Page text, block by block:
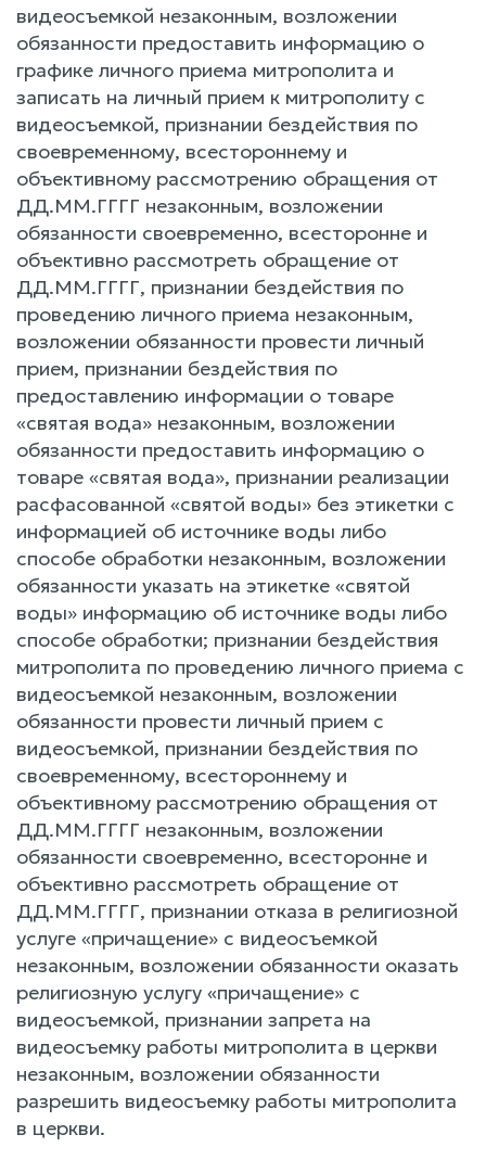
видеосъемкой незаконным, возложении
обязанности предоставить информацию о
графике личного приема митрополита и
записать на личный прием к митрополиту с
видеосъемкой, признании бездействия по
своевременному, всестороннему и
объективному рассмотрению обращения от
ДД.ММ.ГГГГ незаконным, возложении
обязанности своевременно, всесторонне и
объективно рассмотреть обращение от
ДД.ММ.ГГГГ, признании бездействия по
проведению личного приема незаконным,
возложении обязанности провести личный
прием, признании бездействия по
предоставлению информации о товаре
«святая вода» незаконным, возложении
обязанности предоставить информацию о
товаре «святая вода», признании реализации
расфасованной «святой воды» без этикетки с
информацией об источнике воды либо
способе обработки незаконным, возложении
обязанности указать на этикетке «святой
воды» информацию об источнике воды либо
способе обработки; признании бездействия
митрополита по проведению личного приема с
видеосъемкой незаконным, возложении
обязанности провести личный прием с
видеосъемкой, признании бездействия по
своевременному, всестороннему и
объективному рассмотрению обращения от
ДД.ММ.ГГГГ незаконным, возложении
обязанности своевременно, всесторонне и
объективно рассмотреть обращение от
ДД.ММ.ГГГГ, признании отказа в религиозной
услуге «причащение» с видеосъемкой
незаконным, возложении обязанности оказать
религиозную услугу «причащение» с
видеосъемкой, признании запрета на
видеосъемку работы митрополита в церкви
незаконным, возложении обязанности
разрешить видеосъемку работы митрополита
в церкви.